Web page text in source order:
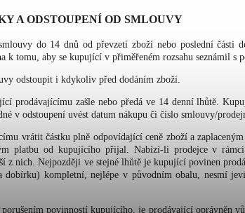
A ODSTOUPENÍ OD SMLOUVY
do 14 dnů od převzetí zboží nebo poslední části
k tomu, aby se kupující v přiměřeném rozsahu seznámil s
odstoupit i kdykoliv před dodáním zboží.
prodávajícímu zašle nebo předá ve 14 denní lhůtě.
v odstoupení uvést datum nákupu či číslo smlouvy/
vrátit částku plně odpovídající ceně zboží a
platbu od kupujícího přijal. Nabízí-li prodejce v
z nich. Nejpozději ve stejné lhůtě je kupující povinen
dobírku) kompletní, nejlépe v původním obalu, nesmí
porušením povinností kupujícího, je prodávající oprávněn